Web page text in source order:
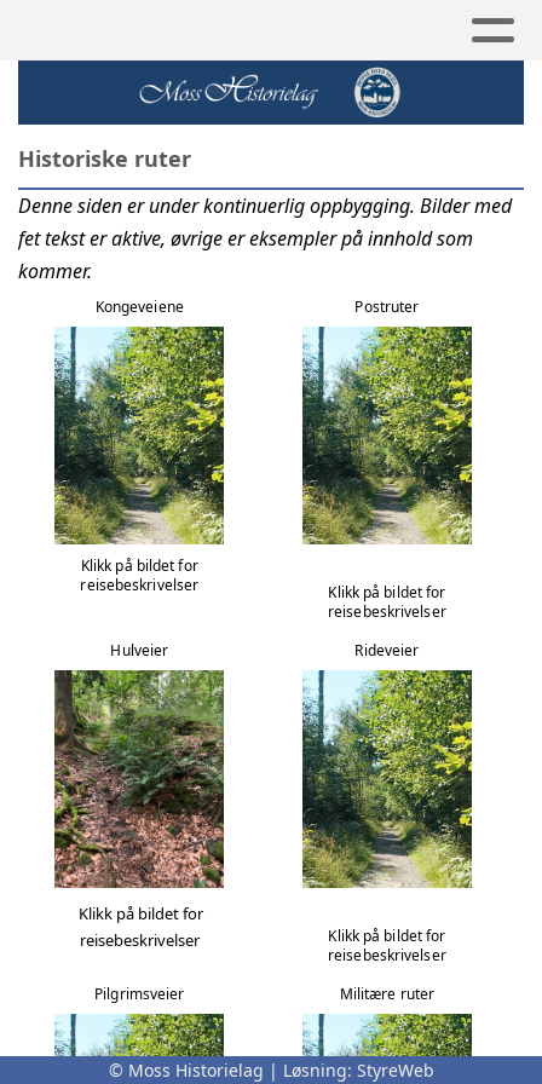
Historiske ruter
Denne siden er under kontinuerlig oppbygging. Bilder med
fet tekst er aktive, øvrige er eksempler på innhold som
kommer.
Kongeveiene
Klikk på bildet for
reisebeskrivelser
Postruter
Klikk på bildet for
reisebeskrivelser
Hulveier
Klikk på bildet for
reisebeskrivelser
Rideveier
Klikk på bildet for
reisebeskrivelser
Pilgrimsveier
Militære ruter
© Moss Historielag | Løsning: StyreWeb